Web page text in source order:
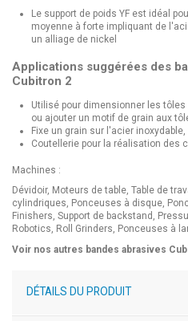
Le support de poids YF est idéal
moyenne à forte impliquant de
un alliage de nickel
Applications suggérées des
Cubitron 2
Utilisé pour dimensionner les
ou ajouter un motif de grain aux
Fixe un grain sur l'acier
Coutellerie pour la réalisation des
Machines :
Dévidoir, Moteurs de table, Table de
cylindriques, Ponceuses à disque,
Finishers, Support de backstand,
Robotics, Roll Grinders, Ponceuses à
Voir nos autres bandes abrasives
DÉTAILS DU PRODUIT